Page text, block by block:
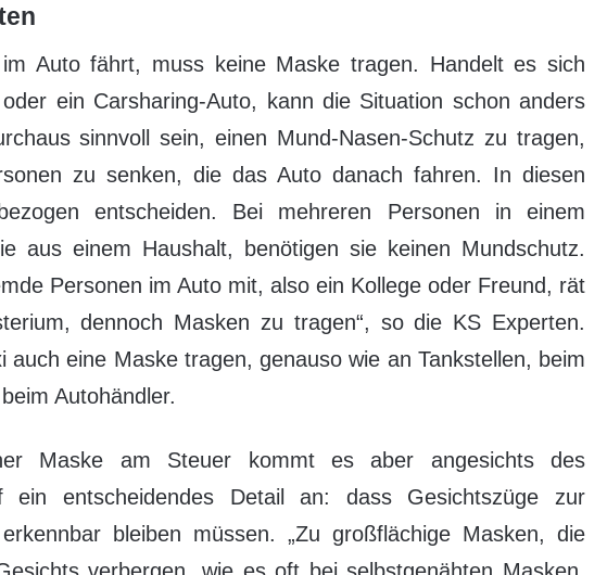
im Auto fährt, muss keine Maske tragen. Handelt es sich
ein Carsharing-Auto, kann die Situation schon anders
sinnvoll sein, einen Mund-Nasen-Schutz zu tragen,
zu senken, die das Auto danach fahren. In diesen
entscheiden. Bei mehreren Personen in einem
aus einem Haushalt, benötigen sie keinen Mundschutz.
Personen im Auto mit, also ein Kollege oder Freund, rät
dennoch Masken zu tragen“, so die KS Experten.
auch eine Maske tragen, genauso wie an Tankstellen, beim
Autohändler.
Maske am Steuer kommt es aber angesichts des
ein entscheidendes Detail an: dass Gesichtszüge zur
bleiben müssen. „Zu großflächige Masken, die